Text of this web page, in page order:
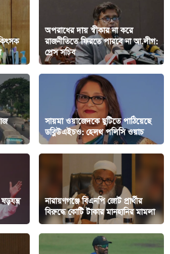
অপরাধের দায় স্বীকার না করে
রাজনীতিতে ফিরতে পারবে না আ.লীগ:
প্রেস সচিব
সায়মা ওয়াজেদকে ছুটিতে পাঠিয়েছে
ডব্লিউএইচও: হেলথ পলিসি ওয়াচ
নারায়ণগঞ্জে বিএনপি জোট প্রার্থীর
বিরুদ্ধে কোটি টাকার মানহানির মামলা